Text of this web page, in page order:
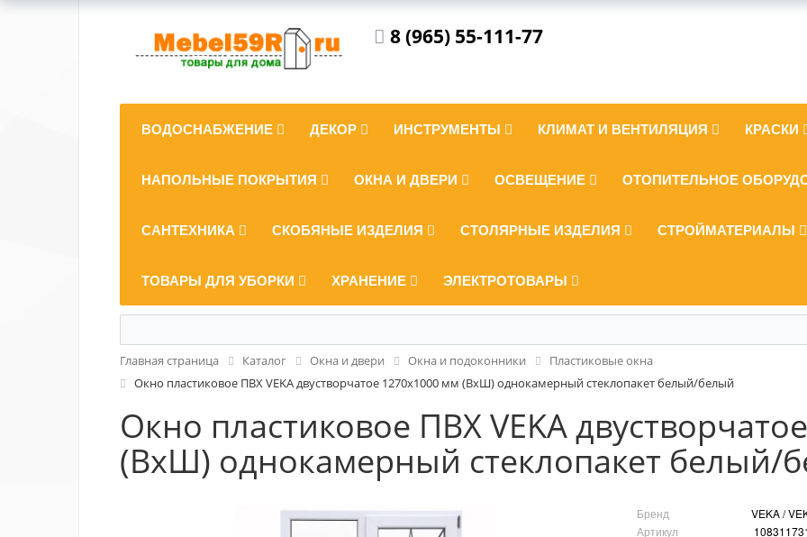
8 (965) 55-111-77
ВОДОСНАБЖЕНИЕ ДЕКОР ИНСТРУМЕНТЫ КЛИМАТ И ВЕНТИЛЯЦИЯ КРАСКИ
НАПОЛЬНЫЕ ПОКРЫТИЯ ОКНА И ДВЕРИ ОСВЕЩЕНИЕ ОТОПИТЕЛЬНОЕ
САНТЕХНИКА СКОБЯНЫЕ ИЗДЕЛИЯ СТОЛЯРНЫЕ ИЗДЕЛИЯ СТРОЙМАТЕРИАЛЫ
ТОВАРЫ ДЛЯ УБОРКИ ХРАНЕНИЕ ЭЛЕКТРОТОВАРЫ
Главная страница Каталог Окна и двери Окна и подоконники
Пластиковые окна
Окно пластиковое ПВХ VEKA двустворчатое 1270x1000 мм (ВхШ) однокамерный стеклопакет белый/белый
Окно пластиковое ПВХ VEKA
(ВхШ) однокамерный стеклопакет белый/
Бренд
VEKA /
Артикул